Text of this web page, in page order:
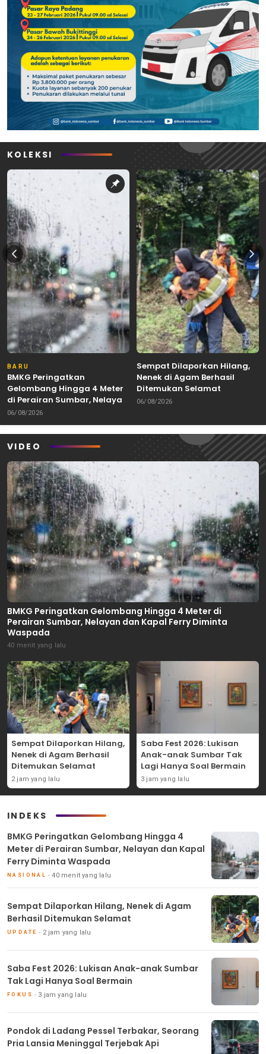
KOLEKSI
BARU
BMKG Peringatkan
Gelombang Hingga 4 Meter
di Perairan Sumbar, Nelayan
dan Kapal Ferry Diminta
Waspada
06/08/2026
Sempat Dilaporkan Hilang,
Nenek di Agam Berhasil
Ditemukan Selamat
06/08/2026
VIDEO
BMKG Peringatkan Gelombang Hingga 4 Meter di
Perairan Sumbar, Nelayan dan Kapal Ferry Diminta
Waspada
40 menit yang lalu
Sempat Dilaporkan Hilang,
Nenek di Agam Berhasil
Ditemukan Selamat
2 jam yang lalu
Saba Fest 2026: Lukisan
Anak-anak Sumbar Tak
Lagi Hanya Soal Bermain
3 jam yang lalu
INDEKS
BMKG Peringatkan Gelombang Hingga 4
Meter di Perairan Sumbar, Nelayan dan Kapal
Ferry Diminta Waspada
NASIONAL 40 menit yang lalu
Sempat Dilaporkan Hilang, Nenek di Agam
Berhasil Ditemukan Selamat
UPDATE 2 jam yang lalu
Saba Fest 2026: Lukisan Anak-anak Sumbar
Tak Lagi Hanya Soal Bermain
FOKUS 3 jam yang lalu
Pondok di Ladang Pessel Terbakar, Seorang
Pria Lansia Meninggal Terjebak Api